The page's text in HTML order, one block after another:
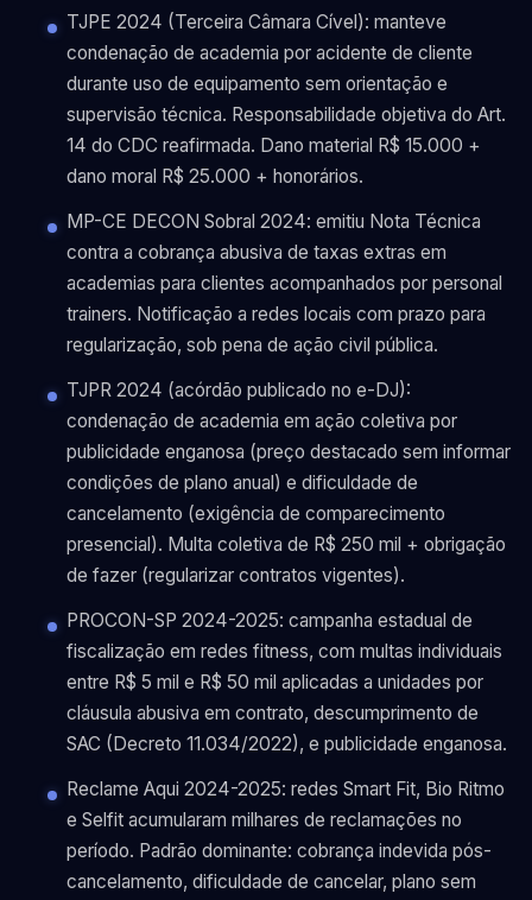
TJPE 2024 (Terceira Câmara Cível): manteve
condenação de academia por acidente de cliente
durante uso de equipamento sem orientação e
supervisão técnica. Responsabilidade objetiva do Art.
14 do CDC reafirmada. Dano material R$ 15.000 +
dano moral R$ 25.000 + honorários.
MP-CE DECON Sobral 2024: emitiu Nota Técnica
contra a cobrança abusiva de taxas extras em
academias para clientes acompanhados por personal
trainers. Notificação a redes locais com prazo para
regularização, sob pena de ação civil pública.
TJPR 2024 (acórdão publicado no e-DJ):
condenação de academia em ação coletiva por
publicidade enganosa (preço destacado sem informar
condições de plano anual) e dificuldade de
cancelamento (exigência de comparecimento
presencial). Multa coletiva de R$ 250 mil + obrigação
de fazer (regularizar contratos vigentes).
PROCON-SP 2024-2025: campanha estadual de
fiscalização em redes fitness, com multas individuais
entre R$ 5 mil e R$ 50 mil aplicadas a unidades por
cláusula abusiva em contrato, descumprimento de
SAC (Decreto 11.034/2022), e publicidade enganosa.
Reclame Aqui 2024-2025: redes Smart Fit, Bio Ritmo
e Selfit acumularam milhares de reclamações no
período. Padrão dominante: cobrança indevida pós-
cancelamento, dificuldade de cancelar, plano sem